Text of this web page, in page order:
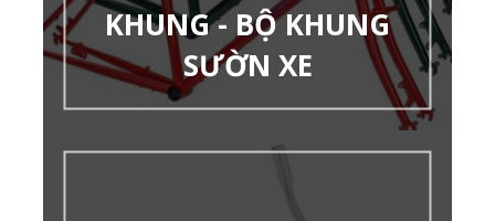
KHUNG - BỘ KHUNG
SƯỜN XE